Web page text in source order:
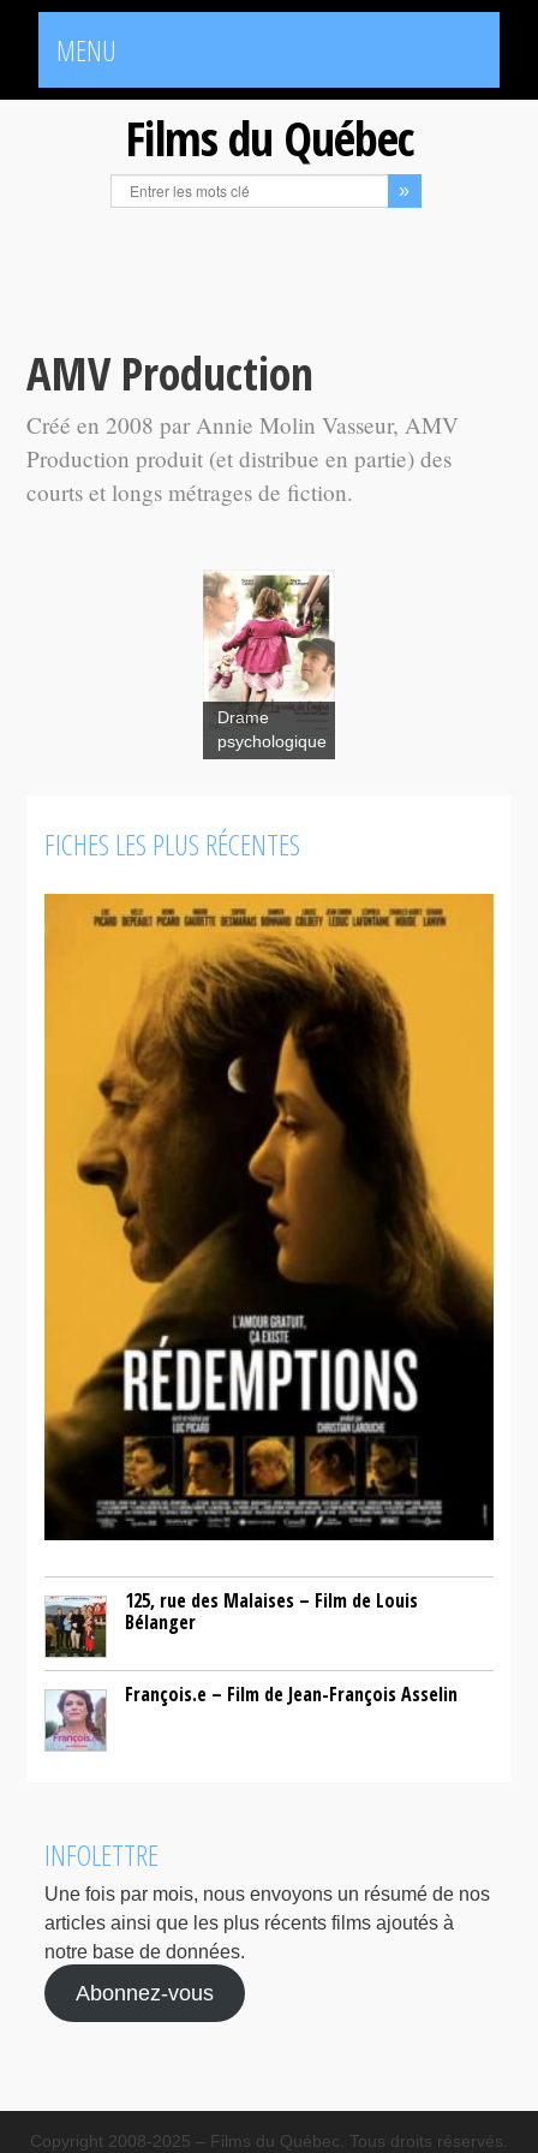
MENU
Films du Québec
AMV Production
Créé en 2008 par Annie Molin Vasseur, AMV
Production produit (et distribue en partie) des
courts et longs métrages de fiction.
Drame
psychologique
FICHES LES PLUS RÉCENTES
125, rue des Malaises – Film de Louis
Bélanger
François.e – Film de Jean-François Asselin
INFOLETTRE
Une fois par mois, nous envoyons un résumé de nos
articles ainsi que les plus récents films ajoutés à
notre base de données.
Abonnez-vous
Copyright 2008-2025 – Films du Québec. Tous droits réservés.